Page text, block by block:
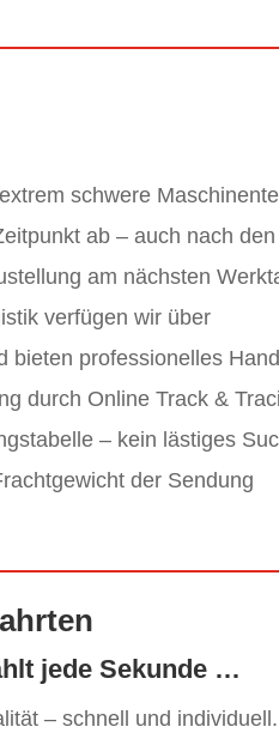
schwere
ab – auch nach den
am nächsten
verfügen wir über
bieten professionelles
durch Online Track &
– kein lästiges
der Sendung
jede Sekunde …
– schnell und